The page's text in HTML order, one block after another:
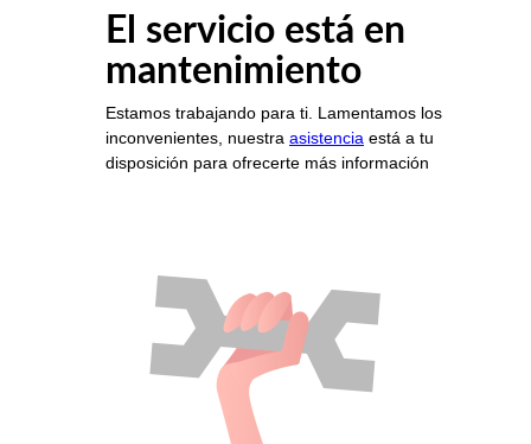
El servicio está en
mantenimiento
Estamos trabajando para ti. Lamentamos los
inconvenientes, nuestra asistencia está a tu
disposición para ofrecerte más información